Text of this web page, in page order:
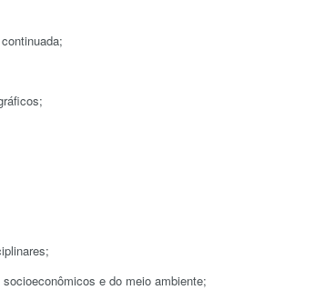
e do meio ambiente;